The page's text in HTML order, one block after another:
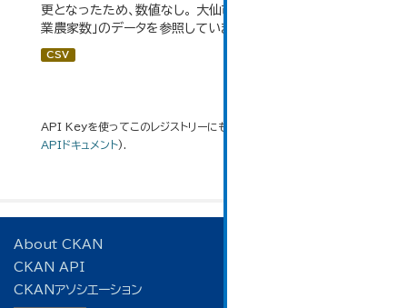
更となったため、数値なし。 大仙市の統計「3-3 専業・兼
業農家数」のデータを参照しています。
CSV
API Keyを使ってこのレジストリーにもアクセス可能です
APIドキュメント).
About CKAN
CKAN API
CKANアソシエーション